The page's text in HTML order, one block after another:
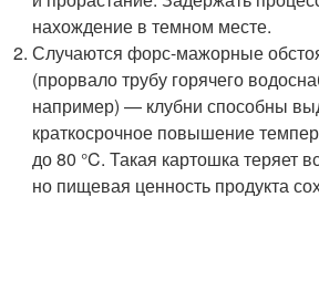
нахождение в темном месте.
Случаются форс-мажорные
(прорвало трубу горячего
например) — клубни способны
краткосрочное повышение
до 80 °C. Такая картошка теряет
но пищевая ценность продукта